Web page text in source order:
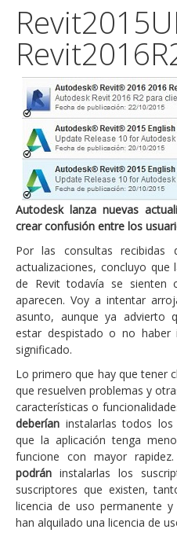
Autodesk lanza nuevas
crear confusión entre los
Por las consultas recibidas
actualizaciones, concluyo
de Revit todavía se sienten
aparecen. Voy a intentar
asunto, aunque ya advierto
estar despistado o no
significado.
Lo primero que hay que tener
que resuelven problemas y
características o
deberían instalarlas todos
que la aplicación tenga
funcione con mayor
podrán instalarlas los
suscriptores que existen,
licencia de uso permanente
han alquilado una licencia de